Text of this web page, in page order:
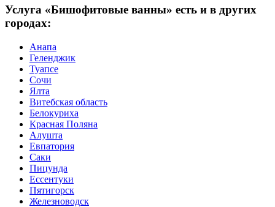
Услуга «Бишофитовые ванны» есть и в других
городах:
Анапа
Геленджик
Туапсе
Сочи
Ялта
Витебская область
Белокуриха
Красная Поляна
Алушта
Евпатория
Саки
Пицунда
Ессентуки
Пятигорск
Железноводск